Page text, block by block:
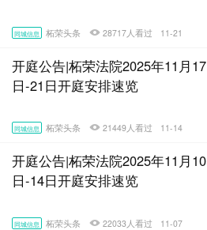
同城信息 柘荣头条 28717人看过 11-21
开庭公告|柘荣法院2025年11月17
日-21日开庭安排速览
同城信息 柘荣头条 21449人看过 11-14
开庭公告|柘荣法院2025年11月10
日-14日开庭安排速览
同城信息 柘荣头条 22033人看过 11-07